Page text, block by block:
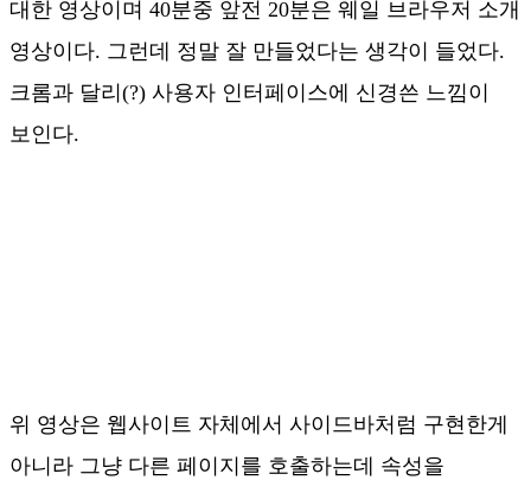
대한 영상이며 40분중 앞전 20분은 웨일 브라우저 소개
영상이다. 그런데 정말 잘 만들었다는 생각이 들었다.
크롬과 달리(?) 사용자 인터페이스에 신경쓴 느낌이
보인다.
위 영상은 웹사이트 자체에서 사이드바처럼 구현한게
아니라 그냥 다른 페이지를 호출하는데 속성을